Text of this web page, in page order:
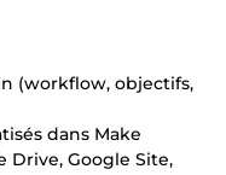
(workflow, objectifs,
dans Make
Drive, Google Site,